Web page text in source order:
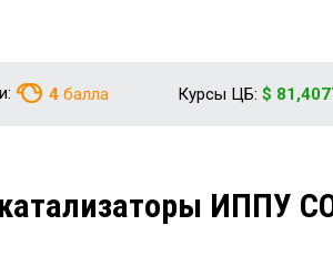
4 балла Курсы ЦБ: $
ИППУ